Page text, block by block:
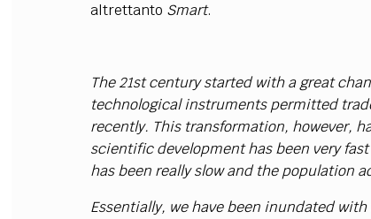
altrettanto Smart.
The 21st century started with a great
technological instruments permitted
recently. This transformation, however,
scientific development has been very
has been really slow and the population
Essentially, we have been inundated